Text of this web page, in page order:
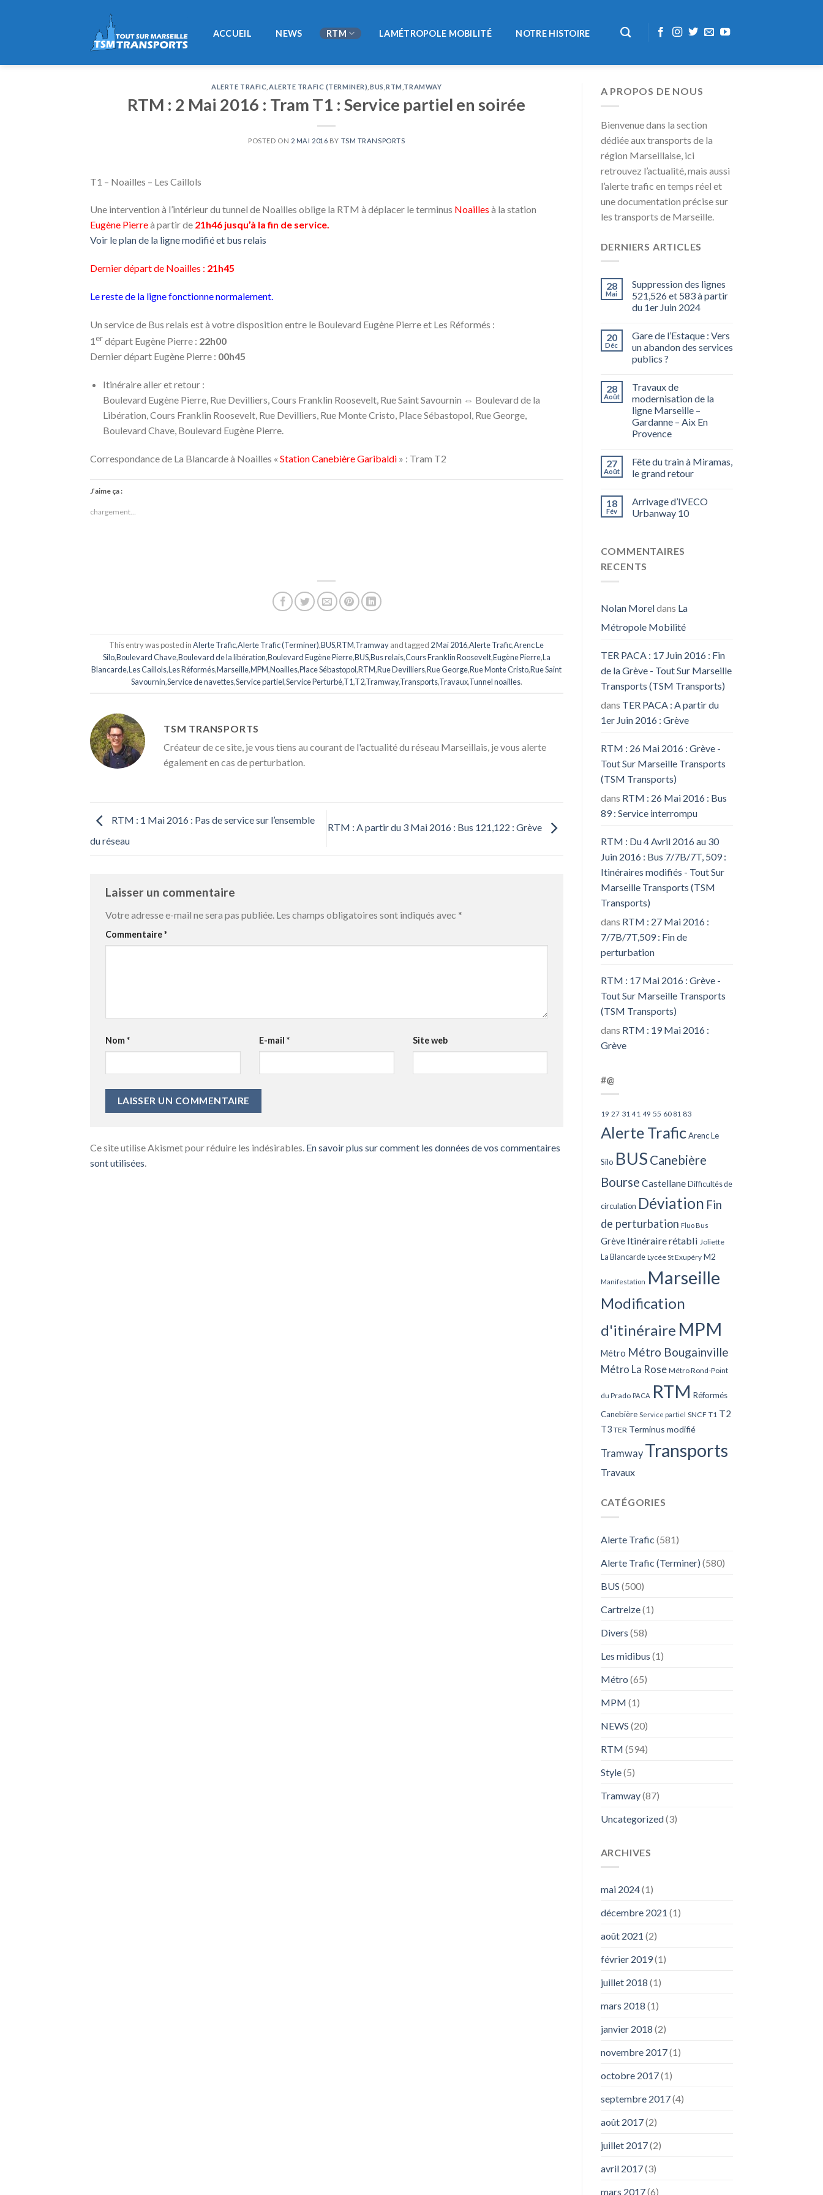
ACCUEIL NEWS RTM LAMÉTROPOLE MOBILITÉ NOTRE HISTOIRE
ALERTE TRAFIC ALERTE TRAFIC (TERMINER) BUS ,RTM TRAMWAY
RTM : 2 Mai 2016 : Tram T1 : Service partiel en soirée
POSTED ON 2 MAI 2016 BY TSM TRANSPORTS
T1 – Noailles – Les Caillols
Une intervention à l’intérieur du tunnel de Noailles oblige la RTM à déplacer le terminus Noailles à la station
Eugène Pierreà partir de 21h46 jusqu’à la fin de service.
Voir le plan de la ligne modifié et bus relais
Dernier départ de Noailles : 21h45
Le reste de la ligne fonctionne normalement.
Un service de Bus relais est à votre disposition entre le Boulevard Eugène Pierre et Les Réformés :
1erdépart Eugène Pierre : 22h00
Dernier départ Eugène Pierre : 00h45
Itinéraire aller et retour :
Boulevard Eugène Pierre, Rue Devilliers, Cours Franklin Roosevelt, Rue Saint Savournin ⇔ Boulevard de la
Libération, Cours Franklin Roosevelt, Rue Devilliers, Rue Monte Cristo, Place Sébastopol, Rue George,
Boulevard Chave, Boulevard Eugène Pierre.
Correspondance de La Blancarde à Noailles « Station Canebière Garibaldi » : Tram T2
J’aime ça :
chargement…
This entry was posted inAlerte Trafic,Alerte Trafic (Terminer),BUS,RTM,Tramwayand tagged 2 Mai 2016,Alerte Trafic,Arenc Le
Silo,Boulevard Chave,Boulevard de la libération,Boulevard Eugène Pierre,BUS,Bus relais,Cours Franklin Roosevelt,Eugène Pierre,La
Blancarde,Les Caillols,Les Réformés,Marseille,MPM,Noailles,Place Sébastopol,RTM,Rue Devilliers,Rue George,Rue Monte Cristo,Rue Saint
Savournin,Service de navettes,Service partiel,Service Perturbé,T1,T2,Tramway,Transports,Travaux,Tunnel noailles.
TSM TRANSPORTS
Créateur de ce site, je vous tiens au courant de l'actualité du réseau Marseillais, je vous alerte
également en cas de perturbation.
RTM : 1 Mai 2016 : Pas de service sur l’ensemble
du réseau
RTM : A partir du 3 Mai 2016 : Bus 121,122 : Grève
Laisser un commentaire
Votre adresse e-mail ne sera pas publiée. Les champs obligatoires sont indiqués avec *
Commentaire*
Nom* E-mail * Site web
Ce site utilise Akismet pour réduire les indésirables. En savoir plus sur comment les données de vos commentaires
sont utilisées.
A PROPOS DE NOUS
Bienvenue dans la section
dédiée aux transports de la
région Marseillaise, ici
retrouvez l’actualité, mais aussi
l’alerte trafic en temps réel et
une documentation précise sur
les transports de Marseille.
DERNIERS ARTICLES
28
Mai
Suppression des lignes
521,526 et 583 à partir
du 1er Juin 2024
20
Déc
Gare de l’Estaque : Vers
un abandon des services
publics ?
28
Août
Travaux de
modernisation de la
ligne Marseille –
Gardanne – Aix En
Provence
27
Août
Fête du train à Miramas,
le grand retour
18
Fév
Arrivage d’IVECO
Urbanway 10
COMMENTAIRES
RECENTS
Nolan Moreldans La
Métropole Mobilité
TER PACA : 17 Juin 2016 : Fin
de la Grève - Tout Sur Marseille
Transports (TSM Transports)
dans TER PACA : A partir du
1er Juin 2016 : Grève
RTM : 26 Mai 2016 : Grève -
Tout Sur Marseille Transports
(TSM Transports)
dans RTM : 26 Mai 2016 : Bus
89 : Service interrompu
RTM : Du 4 Avril 2016 au 30
Juin 2016 : Bus 7/7B/7T, 509 :
Itinéraires modifiés - Tout Sur
Marseille Transports (TSM
Transports)
dans RTM : 27 Mai 2016 :
7/7B/7T,509 : Fin de
perturbation
RTM : 17 Mai 2016 : Grève -
Tout Sur Marseille Transports
(TSM Transports)
dans RTM : 19 Mai 2016 :
Grève
#@
19 27 31 41 49 55 60 81 83
Alerte Trafic Arenc Le
Silo BUS Canebière
Bourse Castellane Difficultés de
circulation Déviation Fin
de perturbation Fluo Bus
Grève Itinéraire rétabli Joliette
La Blancarde Lycée St Exupéry M2
Manifestation Marseille
Modification
d'itinéraire MPM
Métro Métro Bougainville
Métro La Rose Métro Rond-Point
du Prado PACA RTM Réformés
Canebière Service partiel SNCF T1 T2
T3 TER Terminus modifié
Tramway Transports
Travaux
CATÉGORIES
Alerte Trafic (581)
Alerte Trafic (Terminer) (580)
BUS (500)
Cartreize(1)
Divers (58)
Les midibus (1)
Métro (65)
MPM (1)
NEWS (20)
RTM (594)
Style(5)
Tramway(87)
Uncategorized(3)
ARCHIVES
mai 2024(1)
décembre 2021 (1)
août 2021 (2)
février 2019(1)
juillet 2018 (1)
mars 2018 (1)
janvier 2018 (2)
novembre 2017(1)
octobre 2017(1)
septembre 2017(4)
août 2017(2)
juillet 2017(2)
avril 2017(3)
mars 2017(6)